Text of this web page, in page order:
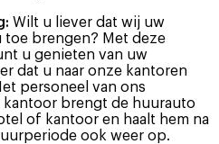
Wilt u liever dat wij uw
toe brengen? Met deze
u genieten van uw
dat u naar onze kantoren
personeel van ons
brengt de huurauto
of kantoor en haalt hem na
ook weer op.